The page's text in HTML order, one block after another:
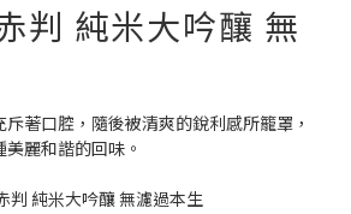
判 純米大吟釀 無
著口腔，隨後被清爽的銳利感所籠罩，
麗和諧的回味。
判 純米大吟釀 無濾過本生